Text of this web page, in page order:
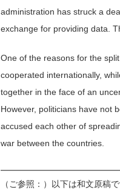
administration has struck a
exchange for providing data.
One of the reasons for the
cooperated internationally,
together in the face of an
However, politicians have not
accused each other of
war between the countries.
（ご参照：）以下は和文原稿